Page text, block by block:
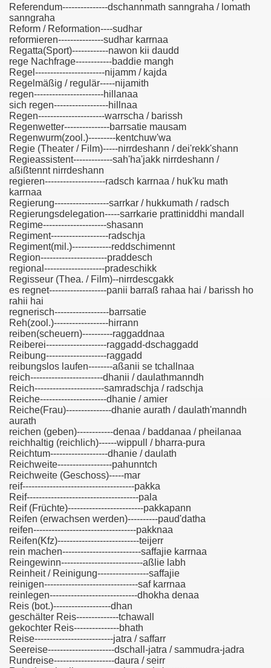
Referendum---------------dschannmath sanngraha / lomath
sanngraha
Reform / Reformation----sudhar
reformieren---------------sudhar karrnaa
Regatta(Sport)------------nawon kii daudd
rege Nachfrage------------baddie mangh
Regel-----------------------nijamm / kajda
Regelmäßig / regulär-----nijamith
regen-----------------------hillanaa
sich regen------------------hillnaa
Regen----------------------warrscha / barissh
Regenwetter---------------barrsatie mausam
Regenwurm(zool.)---------kentchuw'wa
Regie (Theater / Film)-----nirrdeshann / dei'rekk'shann
Regieassistent-------------sah'ha'jakk nirrdeshann /
aßißtennt nirrdeshann
regieren--------------------radsch karrnaa / huk'ku math
karrnaa
Regierung------------------sarrkar / hukkumath / radsch
Regierungsdelegation-----sarrkarie prattiniddhi mandall
Regime---------------------shasann
Regiment-------------------radschja
Regiment(mil.)-------------reddschimennt
Region----------------------praddesch
regional--------------------pradeschikk
Regisseur (Thea. / Film)--nirrdescgakk
es regnet-------------------panii barraß rahaa hai / barissh ho
rahii hai
regnerisch------------------barrsatie
Reh(zool.)------------------hirrann
reiben(scheuern)----------raggaddnaa
Reiberei--------------------raggadd-dschaggadd
Reibung--------------------raggadd
reibungslos laufen--------aßanii se tchallnaa
reich------------------------dhanii / daulathmanndh
Reich-----------------------samradschja / radschja
Reiche----------------------dhanie / amier
Reiche(Frau)---------------dhanie aurath / daulath'manndh
aurath
reichen (geben)------------denaa / baddanaa / pheilanaa
reichhaltig (reichlich)------wippull / bharra-pura
Reichtum-------------------dhanie / daulath
Reichweite------------------pahunntch
Reichweite (Geschoss)-----mar
reif-------------------------------------pakka
Reif-------------------------------------pala
Reif (Früchte)-------------------------pakkapann
Reifen (erwachsen werden)----------paud'datha
reifen----------------------------------pakknaa
Reifen(Kfz)---------------------------teijerr
rein machen--------------------------saffajie karrnaa
Reingewinn---------------------------aßlie labh
Reinheit / Reinigung-----------------saffajie
reinigen-------------------------------saf karrnaa
reinlegen-----------------------------dhokha denaa
Reis (bot.)-------------------dhan
geschälter Reis--------------tchawall
gekochter Reis---------------bhath
Reise--------------------------jatra / saffarr
Seereise----------------------dschall-jatra / sammudra-jadra
Rundreise--------------------daura / seirr